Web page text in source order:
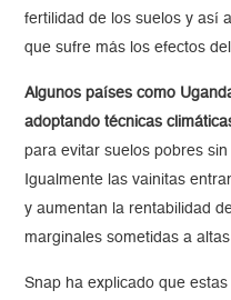
fertilidad de los suelos y así
que sufre más los efectos
Algunos países como
adoptando técnicas
para evitar suelos pobres
Igualmente las vainitas
y aumentan la rentabilidad
marginales sometidas a
Snap ha explicado que